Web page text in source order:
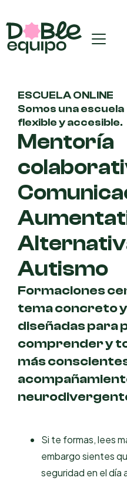
ESCUELA ONLINE
Somos una escuela
flexible y accesible.
Mentoría
Autismo
Formaciones
tema concreto
diseñadas para
comprender y
más
Si te formas, lees
embargo sientes
seguridad en el día